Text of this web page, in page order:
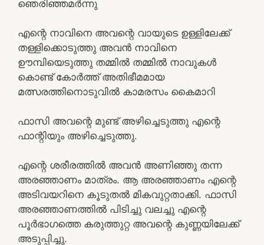
ഞെരിഞ്ഞമർന്നു
എന്റെ നാവിനെ അവന്റെ വായുടെ ഉള്ളിലേക്ക്
തള്ളിക്കൊടുത്തു അവൻ നാവിനെ
ഊമ്പിയെടുത്തു തമ്മിൽ തമ്മിൽ നാവുകൾ
കൊണ്ട് കോർത്ത് അതിഭീമമായ
മത്സരത്തിനൊടുവിൽ കാമരസം കൈമാറി
ഫാസി അവന്റെ മുണ്ട് അഴിച്ചെടുത്തു എന്റെ
ഫാന്റിയും അഴിച്ചെടുത്തു.
എന്റെ ശരീരത്തിൽ അവൻ അണിഞ്ഞു തന്ന
അരഞ്ഞാണം മാത്രം. ആ അരഞ്ഞാണം എന്റെ
അടിവയറിനെ കൂടുതൽ മികവുറ്റതാക്കി. ഫാസി
അരഞ്ഞാണത്തിൽ പിടിച്ചു വലച്ചു എന്റെ
പൂർഭാഗത്തെ കരുത്തുറ്റ അവന്റെ കുണ്ണയിലേക്ക്
അടുപ്പിച്ചു.